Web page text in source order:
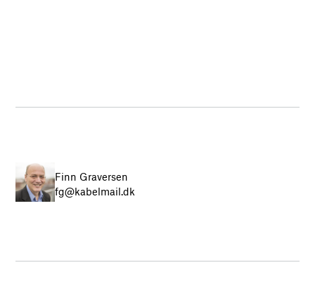
Finn Graversen
fg@kabelmail.dk